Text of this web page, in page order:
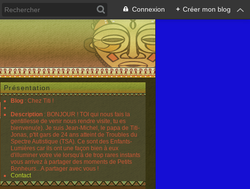
Connexion + Créer mon blog
Présentation
Blog : Chez Titi !
Description : BONJOUR ! TOI qui nous fais la
gentillesse de venir nous rendre visite, tu es
bienvenu(e). Je suis Jean-Michel, le papa de Titi-
Jonas, p'tit gars de 24 ans atteint de Troubles du
Spectre Autistique (TSA). Ce sont des Enfants-
Lumières car ils ont une façon bien à eux
d'illuminer votre vie lorsqu'à de trop rares instants
vous arrivez à partager des moments de Petits
Bonheurs...A partager avec vous !
Contact